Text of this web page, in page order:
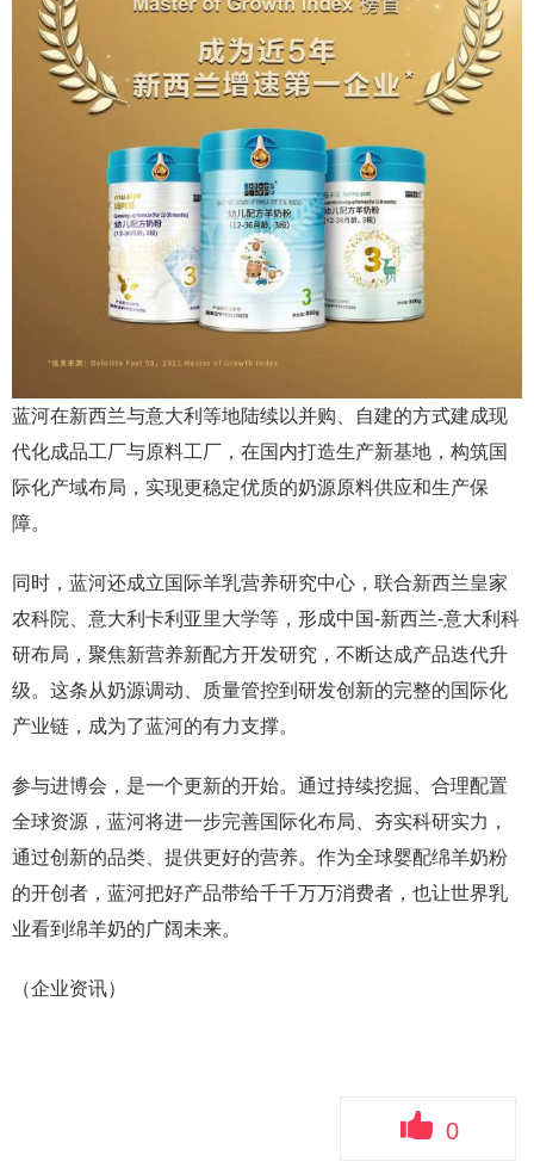
蓝河在新西兰与意大利等地陆续以并购、自建的方式建成现
代化成品工厂与原料工厂，在国内打造生产新基地，构筑国
际化产域布局，实现更稳定优质的奶源原料供应和生产保
障。
同时，蓝河还成立国际羊乳营养研究中心，联合新西兰皇家
农科院、意大利卡利亚里大学等，形成中国-新西兰-意大利科
研布局，聚焦新营养新配方开发研究，不断达成产品迭代升
级。这条从奶源调动、质量管控到研发创新的完整的国际化
产业链，成为了蓝河的有力支撑。
参与进博会，是一个更新的开始。通过持续挖掘、合理配置
全球资源，蓝河将进一步完善国际化布局、夯实科研实力，
通过创新的品类、提供更好的营养。作为全球婴配绵羊奶粉
的开创者，蓝河把好产品带给千千万万消费者，也让世界乳
业看到绵羊奶的广阔未来。
（企业资讯）
0